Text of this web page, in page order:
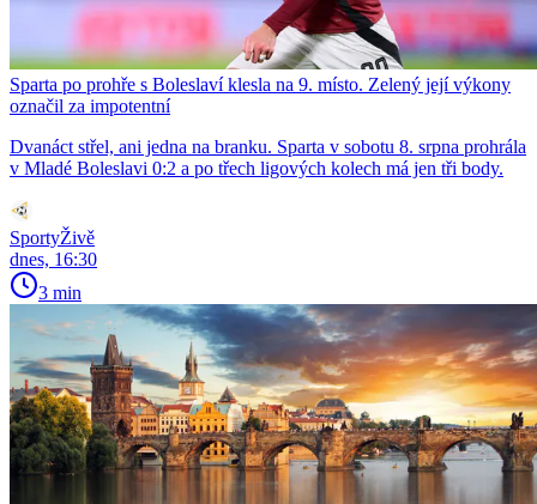
Sparta po prohře s Boleslaví klesla na 9. místo. Zelený její výkony
označil za impotentní
Dvanáct střel, ani jedna na branku. Sparta v sobotu 8. srpna prohrála
v Mladé Boleslavi 0:2 a po třech ligových kolech má jen tři body.
SportyŽivě
dnes, 16:30
3 min